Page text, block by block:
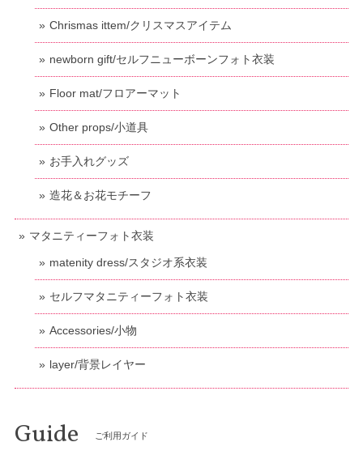
Chrismas ittem/クリスマスアイテム
newborn gift/セルフニューボーンフォト衣装
Floor mat/フロアーマット
Other props/小道具
お手入れグッズ
造花＆お花モチーフ
マタニティーフォト衣装
matenity dress/スタジオ系衣装
セルフマタニティーフォト衣装
Accessories/小物
layer/背景レイヤー
Guide ご利用ガイド